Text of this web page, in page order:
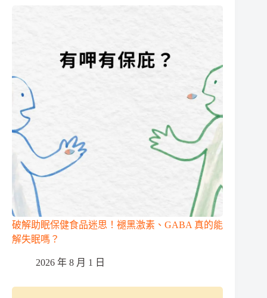
破解助眠保健食品迷思！褪黑激素、GABA 真的能
解失眠嗎？
2026 年 8 月 1 日